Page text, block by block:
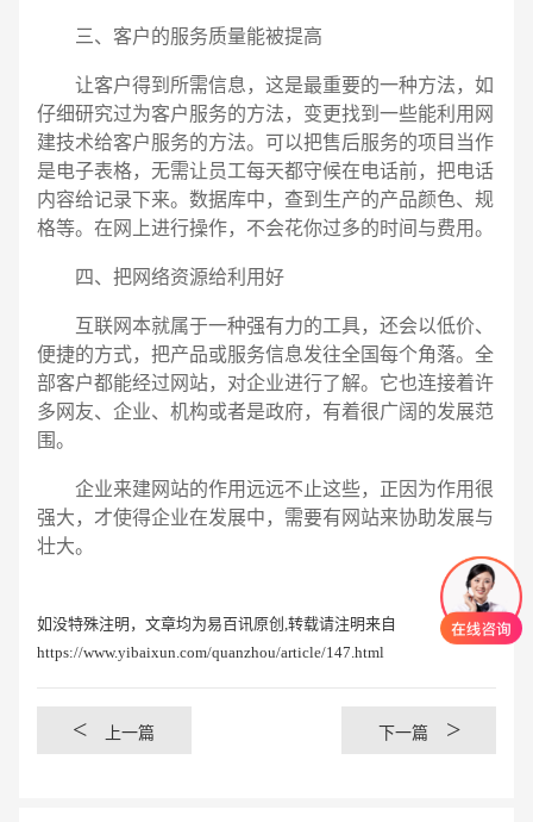
三、客户的服务质量能被提高
让客户得到所需信息，这是最重要的一种方法，如
仔细研究过为客户服务的方法，变更找到一些能利用网
建技术给客户服务的方法。可以把售后服务的项目当作
是电子表格，无需让员工每天都守候在电话前，把电话
内容给记录下来。数据库中，查到生产的产品颜色、规
格等。在网上进行操作，不会花你过多的时间与费用。
四、把网络资源给利用好
互联网本就属于一种强有力的工具，还会以低价、
便捷的方式，把产品或服务信息发往全国每个角落。全
部客户都能经过网站，对企业进行了解。它也连接着许
多网友、企业、机构或者是政府，有着很广阔的发展范
围。
企业来建网站的作用远远不止这些，正因为作用很
强大，才使得企业在发展中，需要有网站来协助发展与
壮大。
如没特殊注明，文章均为易百讯原创,转载请注明来自
https://www.yibaixun.com/quanzhou/article/147.html
< 上一篇 下一篇 >